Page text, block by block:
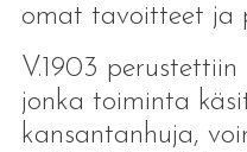
omat tavoitteet ja
V.1903 perustettiin
jonka toiminta
kansantanhuja,